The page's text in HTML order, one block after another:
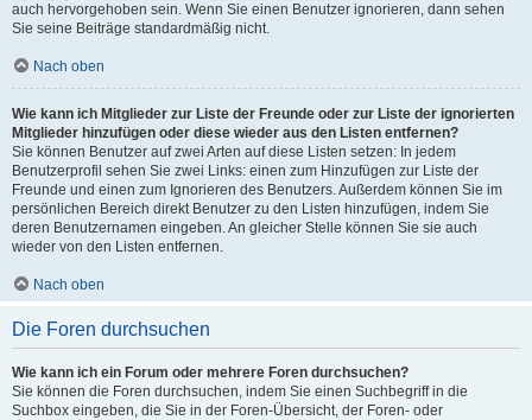
auch hervorgehoben sein. Wenn Sie einen Benutzer ignorieren, dann sehen
Sie seine Beiträge standardmäßig nicht.
Nach oben
Wie kann ich Mitglieder zur Liste der Freunde oder zur Liste der ignorierten
Mitglieder hinzufügen oder diese wieder aus den Listen entfernen?
Sie können Benutzer auf zwei Arten auf diese Listen setzen: In jedem
Benutzerprofil sehen Sie zwei Links: einen zum Hinzufügen zur Liste der
Freunde und einen zum Ignorieren des Benutzers. Außerdem können Sie im
persönlichen Bereich direkt Benutzer zu den Listen hinzufügen, indem Sie
deren Benutzernamen eingeben. An gleicher Stelle können Sie sie auch
wieder von den Listen entfernen.
Nach oben
Die Foren durchsuchen
Wie kann ich ein Forum oder mehrere Foren durchsuchen?
Sie können die Foren durchsuchen, indem Sie einen Suchbegriff in die
Suchbox eingeben, die Sie in der Foren-Übersicht, der Foren- oder